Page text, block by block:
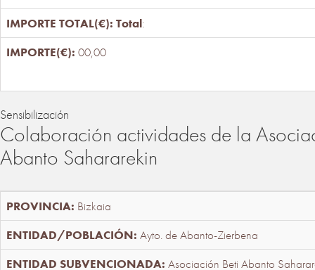
Total:
00,00
Sensibilización
Colaboración actividades de la
Abanto Sahararekin
Bizkaia
Ayto. de Abanto-Zierbena
Asociación Beti Abanto